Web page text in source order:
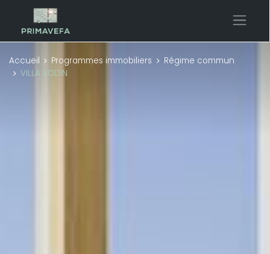
Accueil Programmes immobiliers
Régime commun
VILLA RODIN